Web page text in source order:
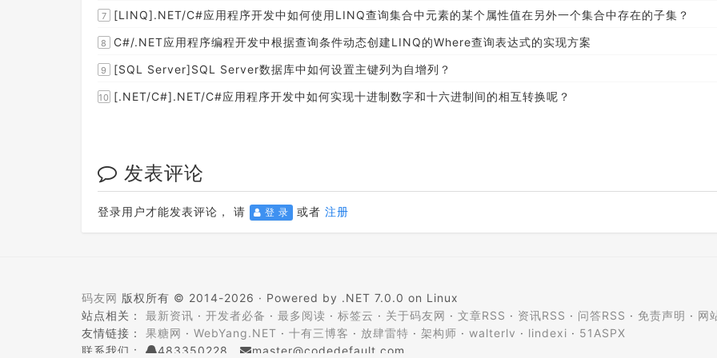
7 [LINQ].NET/C#应用程序开发中如何使用LINQ查询集合中元素的某个属性值在另外一个集合中存在的子集？
8 C#/.NET应用程序编程开发中根据查询条件动态创建LINQ的Where查询表达式的实现方案
9 [SQL Server]SQL Server数据库中如何设置主键列为自增列？
10 [.NET/C#].NET/C#应用程序开发中如何实现十进制数字和十六进制间的相互转换呢？
发表评论
登录用户才能发表评论， 请 登 录 或者 注册
码友网 版权所有 © 2014-2026 · Powered by .NET 7.0.0 on Linux
站点相关： 最新资讯 · 开发者必备 · 最多阅读 · 标签云 · 关于码友网 · 文章RSS · 资讯RSS · 问答RSS · 免责声明 · 网
友情链接： 果糖网 · WebYang.NET · 十有三博客 · 放肆雷特 · 架构师 · walterlv · lindexi · 51ASPX
联系我们：
483350228 master@codedefault.com